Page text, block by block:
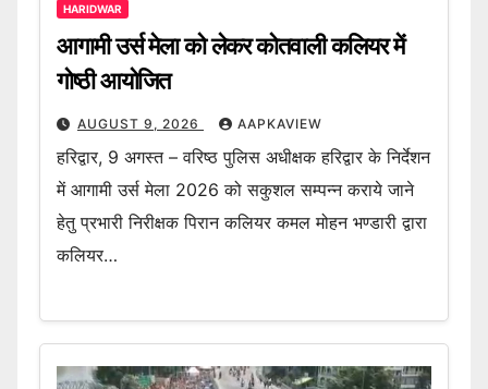
HARIDWAR
आगामी उर्स मेला को लेकर कोतवाली कलियर में
गोष्ठी आयोजित
AUGUST 9, 2026 AAPKAVIEW
हरिद्वार, 9 अगस्त – वरिष्ठ पुलिस अधीक्षक हरिद्वार के निर्देशन
में आगामी उर्स मेला 2026 को सकुशल सम्पन्न कराये जाने
हेतु प्रभारी निरीक्षक पिरान कलियर कमल मोहन भण्डारी द्वारा
कलियर…